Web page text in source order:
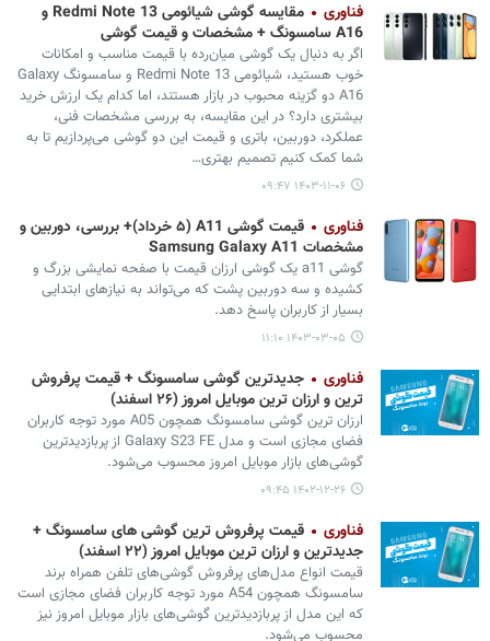
فناوری
مقایسه‌ گوشی‌ شیائومی Redmi Note 13 و
A16 سامسونگ + مشخصات و قیمت گوشی
اگر به دنبال یک گوشی میان‌رده با قیمت مناسب و امکانات
خوب هستید، شیائومی Redmi Note 13 و سامسونگ Galaxy
A16 دو گزینه محبوب در بازار هستند، اما کدام یک ارزش خرید
بیشتری دارد؟ در این مقایسه، به بررسی مشخصات فنی،
عملکرد، دوربین، باتری و قیمت این دو گوشی می‌پردازیم تا به
شما کمک کنیم تصمیم بهتری…
۱۴۰۳-۱۱-۰۶ ۰۹:۴۷
فناوری
قیمت گوشی A11 (۵ خرداد)+ بررسی، دوربین و
مشخصات Samsung Galaxy A11
گوشی a11 یک گوشی ارزان قیمت با صفحه نمایشی بزرگ و
کشیده و سه دوربین پشت که می‌تواند به نیازهای ابتدایی
بسیار از کاربران پاسخ دهد.
۱۴۰۳-۰۳-۰۵ ۱۱:۱۰
فناوری
جدیدترین گوشی سامسونگ + قیمت پرفروش
ترین و ارزان ترین موبایل امروز (۲۶ اسفند)
ارزان ترین گوشی سامسونگ همچون A05 مورد توجه کاربران
فضای مجازی است و مدل Galaxy S23 FE از پربازدیدترین
گوشی‌های بازار موبایل امروز محسوب می‌شود.
۱۴۰۲-۱۲-۲۶ ۰۹:۴۵
فناوری
قیمت پرفروش ترین گوشی های سامسونگ +
جدیدترین و ارزان ترین موبایل امروز (۲۲ اسفند)
قیمت انواع مدل‌های پرفروش گوشی‌های تلفن همراه برند
سامسونگ همچون A54 مورد توجه کاربران فضای مجازی است
که این مدل از پربازدیدترین گوشی‌های بازار موبایل امروز نیز
محسوب می‌شود.